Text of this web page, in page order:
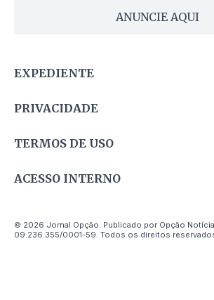
ANUNCIE AQUI
EXPEDIENTE
PRIVACIDADE
TERMOS DE USO
ACESSO INTERNO
© 2026 Jornal Opção. Publicado por Opção
09.236.355/0001-59. Todos os direitos